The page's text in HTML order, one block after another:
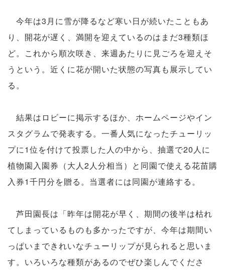
今年は3月に雪が降るなど寒い日が続いたこともあ
り、開花が遅く、満開を迎えているのはまだ3種類ほ
ど。これから順次咲き、来週あたりに見ごろを迎えそ
うという。近くに花が開いた状態の写真も展示してい
る。
結果はロビーに掲示するほか、ホームページやイン
スタグラムで発表する。一番人気になったチューリッ
プに1位を付けて投票した人の中から、抽選で20人に
植物園入園券（大人2人分相当）と同園で使える花苗購
入券1千円分を贈る。当選者には同園が連絡する。
芦田園長は「昨年は開花が早く、期間の後半は枯れ
てしまっているものも多かったですが、今年は期間い
っぱいまできれいなチューリップが見られると思いま
す。いろいろな種類があるのでぜひ楽しんでくださ